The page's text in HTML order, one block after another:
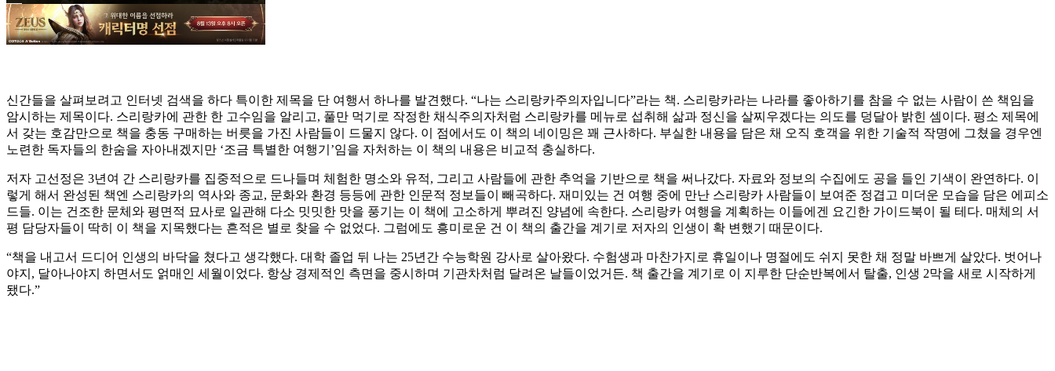
신간들을 살펴보려고 인터넷 검색을 하다 특이한 제목을 단 여행서 하나를 발견했다. “나는 스리랑카주의자입니다”라는 책. 스리랑카라는 나라를 좋아하기를 참을 수 없는 사람이 쓴 책임을
암시하는 제목이다. 스리랑카에 관한 한 고수임을 알리고, 풀만 먹기로 작정한 채식주의자처럼 스리랑카를 메뉴로 섭취해 삶과 정신을 살찌우겠다는 의도를 덩달아 밝힌 셈이다. 평소 제목에
서 갖는 호감만으로 책을 충동 구매하는 버릇을 가진 사람들이 드물지 않다. 이 점에서도 이 책의 네이밍은 꽤 근사하다. 부실한 내용을 담은 채 오직 호객을 위한 기술적 작명에 그쳤을 경우엔
노련한 독자들의 한숨을 자아내겠지만 ‘조금 특별한 여행기’임을 자처하는 이 책의 내용은 비교적 충실하다.
저자 고선정은 3년여 간 스리랑카를 집중적으로 드나들며 체험한 명소와 유적, 그리고 사람들에 관한 추억을 기반으로 책을 써나갔다. 자료와 정보의 수집에도 공을 들인 기색이 완연하다. 이
렇게 해서 완성된 책엔 스리랑카의 역사와 종교, 문화와 환경 등등에 관한 인문적 정보들이 빼곡하다. 재미있는 건 여행 중에 만난 스리랑카 사람들이 보여준 정겹고 미더운 모습을 담은 에피소
드들. 이는 건조한 문체와 평면적 묘사로 일관해 다소 밋밋한 맛을 풍기는 이 책에 고소하게 뿌려진 양념에 속한다. 스리랑카 여행을 계획하는 이들에겐 요긴한 가이드북이 될 테다. 매체의 서
평 담당자들이 딱히 이 책을 지목했다는 흔적은 별로 찾을 수 없었다. 그럼에도 흥미로운 건 이 책의 출간을 계기로 저자의 인생이 확 변했기 때문이다.
“책을 내고서 드디어 인생의 바닥을 쳤다고 생각했다. 대학 졸업 뒤 나는 25년간 수능학원 강사로 살아왔다. 수험생과 마찬가지로 휴일이나 명절에도 쉬지 못한 채 정말 바쁘게 살았다. 벗어나
야지, 달아나야지 하면서도 얽매인 세월이었다. 항상 경제적인 측면을 중시하며 기관차처럼 달려온 날들이었거든. 책 출간을 계기로 이 지루한 단순반복에서 탈출, 인생 2막을 새로 시작하게
됐다.”